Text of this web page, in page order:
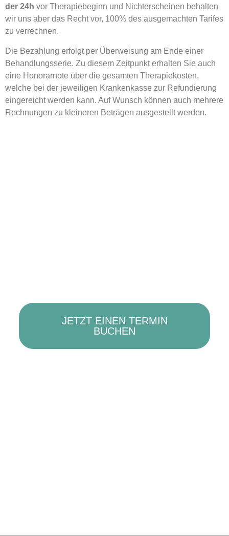
der 24h vor Therapiebeginn und Nichterscheinen behalten
wir uns aber das Recht vor, 100% des ausgemachten Tarifes
zu verrechnen.
Die Bezahlung erfolgt per Überweisung am Ende einer
Behandlungsserie. Zu diesem Zeitpunkt erhalten Sie auch
eine Honorarnote über die gesamten Therapiekosten,
welche bei der jeweiligen Krankenkasse zur Refundierung
eingereicht werden kann. Auf Wunsch können auch mehrere
Rechnungen zu kleineren Beträgen ausgestellt werden.
JETZT EINEN TERMIN
BUCHEN